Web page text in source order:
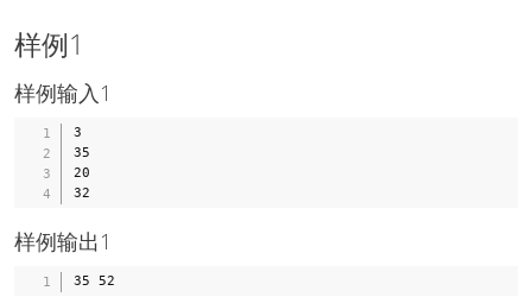
样例1
样例输入1
3
35
20
样例输出1